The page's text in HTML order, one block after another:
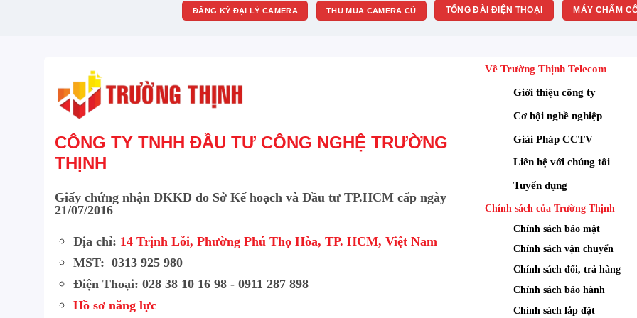
Khả năng báo động chủ động với loa và đèn chớp của DS-2CD1043G2-LIUF/SL
Phân tích AI Motion Detection 2.0 của Hikvision DS-
2CD1043G2-LIUF/SL
Trí tuệ nhân tạo AI tích hợp trong công nghệ Motion Detection 2.0 của Camera Hikvision DS-2CD1043G2-
ĐĂNG KÝ ĐẠI LÝ CAMERA THU MUA CAMERA CŨ TỔNG ĐÀI ĐIỆN THOẠI MÁY CHẤM
CÔNG TY TNHH ĐẦU TƯ CÔNG NGHỆ TRƯỜNG
THỊNH
Giấy chứng nhận ĐKKD do Sở Kế hoạch và Đầu tư TP.HCM cấp ngày
21/07/2016
Địa chỉ: 14 Trịnh Lỗi, Phường Phú Thọ Hòa, TP. HCM, Việt Nam
MST: 0313 925 980
Điện Thoại: 028 38 10 16 98 - 0911 287 898
Hồ sơ năng lực
Về Trường Thịnh Telecom
Giới thiệu công ty
Cơ hội nghề nghiệp
Giải Pháp CCTV
Liên hệ với chúng tôi
Tuyển dụng
Chính sách của Trường Thịnh
Chính sách bảo mật
Chính sách vận chuyển
Chính sách đổi, trả hàng
Chính sách bảo hành
Chính sách lắp đặt